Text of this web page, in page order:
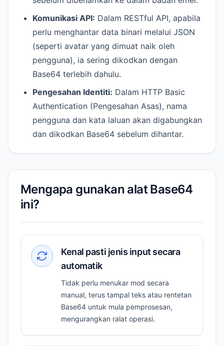
Komunikasi API: Dalam RESTful API, apabila
perlu menghantar data binari melalui JSON
(seperti avatar yang dimuat naik oleh
pengguna), ia sering dikodkan dengan
Base64 terlebih dahulu.
Pengesahan Identiti: Dalam HTTP Basic
Authentication (Pengesahan Asas), nama
pengguna dan kata laluan akan digabungkan
dan dikodkan Base64 sebelum dihantar.
Mengapa gunakan alat Base64
ini?
Kenal pasti jenis input secara
automatik
Tidak perlu menukar mod secara
manual, terus tampal teks atau rentetan
Base64 untuk mula pemprosesan,
mengurangkan ralat operasi.